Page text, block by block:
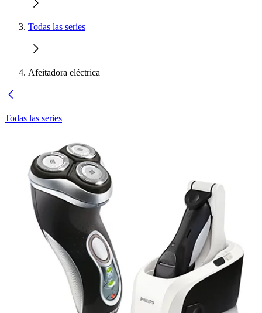
Todas las series
Afeitadora eléctrica
Todas las series